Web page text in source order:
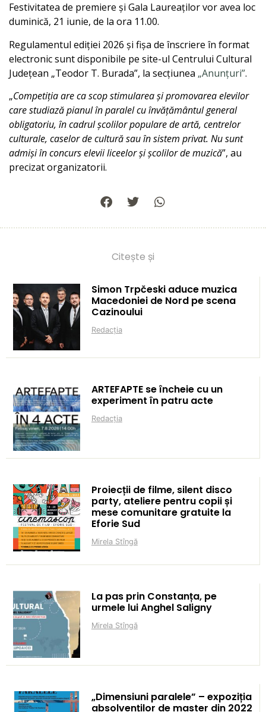
Festivitatea de premiere și Gala Laureaților vor avea loc
duminică, 21 iunie, de la ora 11.00.
Regulamentul ediției 2026 și fișa de înscriere în format
electronic sunt disponibile pe site-ul Centrului Cultural
Județean „Teodor T. Burada”, la secțiunea „Anunțuri”.
„Competiția are ca scop stimularea și promovarea elevilor
care studiază pianul în paralel cu învățământul general
obligatoriu, în cadrul școlilor populare de artă, centrelor
culturale, caselor de cultură sau în sistem privat. Nu sunt
admiși în concurs elevii liceelor și școlilor de muzică”, au
precizat organizatorii.
Citește și
Simon Trpčeski aduce muzica
Macedoniei de Nord pe scena
Cazinoului
Redacția
ARTEFAPTE se încheie cu un
experiment în patru acte
Redacția
Proiecții de filme, silent disco
party, ateliere pentru copii și
mese comunitare gratuite la
Eforie Sud
Mirela Stîngă
La pas prin Constanța, pe
urmele lui Anghel Saligny
Mirela Stîngă
„Dimensiuni paralele” – expoziția
absolvenților de master din 2022